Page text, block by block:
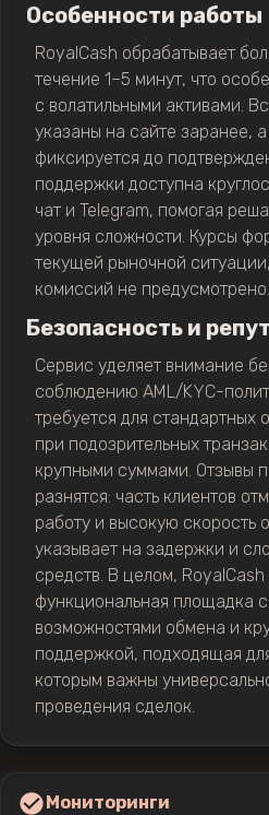
Особенности работы
RoyalCash обрабатывает
течение 1–5 минут, что
с волатильными активами.
указаны на сайте заранее,
фиксируется до
поддержки доступна
чат и Telegram, помогая
уровня сложности. Курсы
текущей рыночной
комиссий не предусмотрено.
Безопасность и
Сервис уделяет внимание
соблюдению AML/KYC-
требуется для стандартных
при подозрительных
крупными суммами. Отзывы
разнятся: часть клиентов
работу и высокую скорость
указывает на задержки и
средств. В целом,
функциональная площадка
возможностями обмена и
поддержкой, подходящая
которым важны
проведения сделок.
Мониторинги